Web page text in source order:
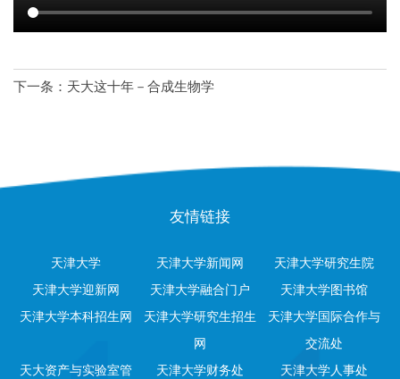
下一条： 天大这十年－合成生物学
友情链接
天津大学 天津大学新闻网
天津大学研究生院
天津大学迎新网
天津大学融合门户
天津大学图书馆
天津大学本科招生网
天津大学研究生招生
网
天津大学国际合作与
交流处
天大资产与实验室管
天津大学财务处 天津大学人事处